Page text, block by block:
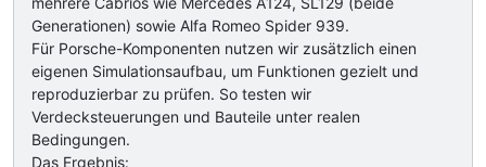
Generationen) sowie Alfa Romeo Spider 939.
Für Porsche-Komponenten nutzen wir zusätzlich einen
eigenen Simulationsaufbau, um Funktionen gezielt und
reproduzierbar zu prüfen. So testen wir
Verdecksteuerungen und Bauteile unter realen
Bedingungen.
Das Ergebnis: